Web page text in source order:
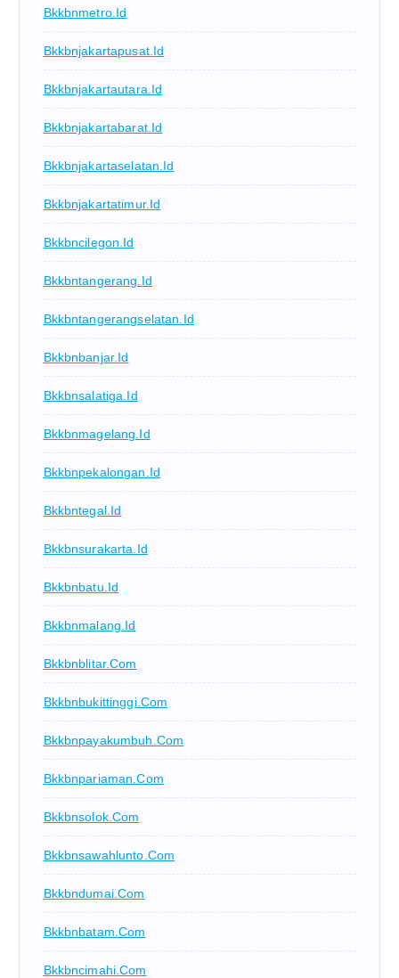
Bkkbnmetro.id
Bkkbnjakartapusat.id
Bkkbnjakartautara.id
Bkkbnjakartabarat.id
Bkkbnjakartaselatan.id
Bkkbnjakartatimur.id
Bkkbncilegon.id
Bkkbntangerang.id
Bkkbntangerangselatan.id
Bkkbnbanjar.id
Bkkbnsalatiga.id
Bkkbnmagelang.id
Bkkbnpekalongan.id
Bkkbntegal.id
Bkkbnsurakarta.id
Bkkbnbatu.id
Bkkbnmalang.id
Bkkbnblitar.com
Bkkbnbukittinggi.com
Bkkbnpayakumbuh.com
Bkkbnpariaman.com
Bkkbnsolok.com
Bkkbnsawahlunto.com
Bkkbndumai.com
Bkkbnbatam.com
Bkkbncimahi.com